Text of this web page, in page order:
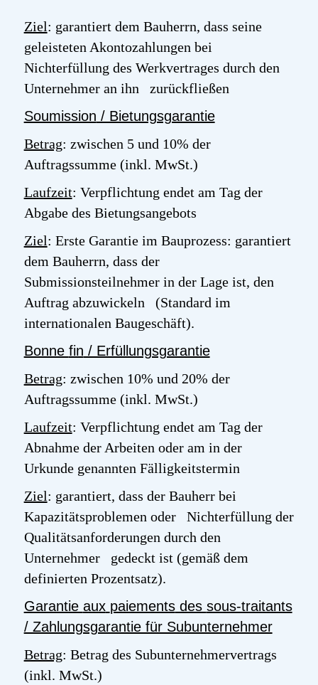
Ziel: garantiert dem Bauherrn, dass seine
geleisteten Akontozahlungen bei
Nichterfüllung des Werkvertrages durch den
Unternehmer an ihn zurückfließen
Soumission / Bietungsgarantie
Betrag: zwischen 5 und 10% der
Auftragssumme (inkl. MwSt.)
Laufzeit: Verpflichtung endet am Tag der
Abgabe des Bietungsangebots
Ziel: Erste Garantie im Bauprozess: garantiert
dem Bauherrn, dass der
Submissionsteilnehmer in der Lage ist, den
Auftrag abzuwickeln (Standard im
internationalen Baugeschäft).
Bonne fin / Erfüllungsgarantie
Betrag: zwischen 10% und 20% der
Auftragssumme (inkl. MwSt.)
Laufzeit: Verpflichtung endet am Tag der
Abnahme der Arbeiten oder am in der
Urkunde genannten Fälligkeitstermin
Ziel: garantiert, dass der Bauherr bei
Kapazitätsproblemen oder Nichterfüllung der
Qualitätsanforderungen durch den
Unternehmer gedeckt ist (gemäß dem
definierten Prozentsatz).
Garantie aux paiementsdes sous-traitants
/ Zahlungsgarantie für Subunternehmer
Betrag: Betrag des Subunternehmervertrags
(inkl. MwSt.)